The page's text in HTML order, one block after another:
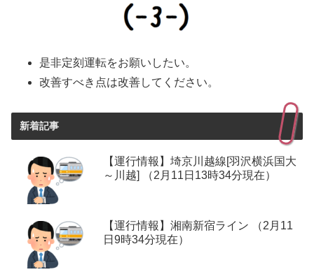
是非定刻運転をお願いしたい。
改善すべき点は改善してください。
新着記事
【運行情報】埼京川越線[羽沢横浜国大
～川越] （2月11日13時34分現在）
【運行情報】湘南新宿ライン （2月11
日9時34分現在）